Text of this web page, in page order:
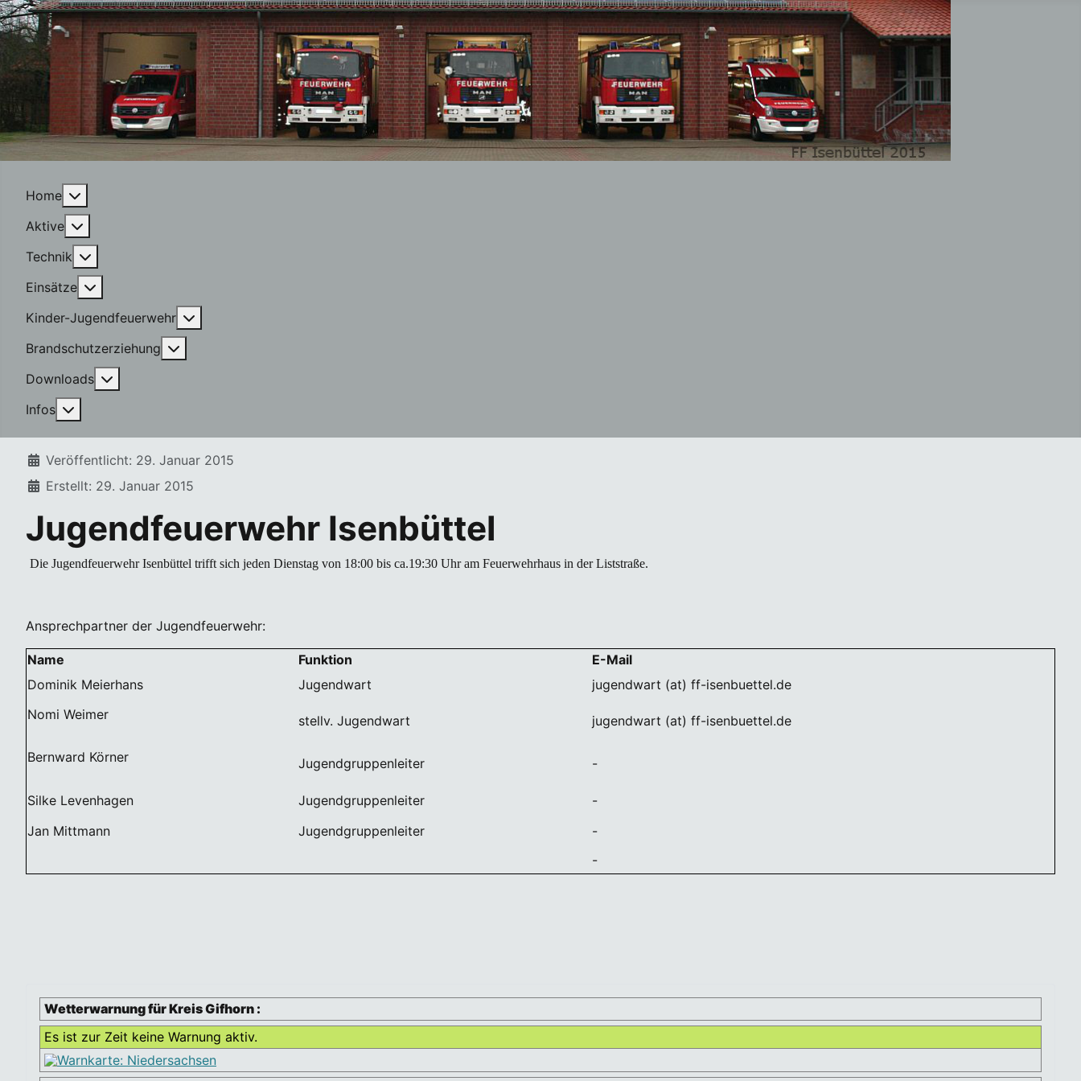
Home
Aktive
Technik
Einsätze
Kinder-Jugendfeuerwehr
Brandschutzerziehung
Downloads
Infos
Details
Veröffentlicht: 29. Januar 2015
Erstellt: 29. Januar 2015
Jugendfeuerwehr Isenbüttel
Die Jugendfeuerwehr Isenbüttel trifft sich jeden Dienstag von 18:00 bis ca.19:30 Uhr am Feuerwehrhaus in der Liststraße.
Ansprechpartner der Jugendfeuerwehr:
Name Funktion
E-Mail
Dominik Meierhans
Jugendwart
jugendwart (at) ff-isenbuettel.de
Nomi Weimer
stellv. Jugendwart jugendwart (at) ff-isenbuettel.de
Bernward Körner Jugendgruppenleiter -
Silke Levenhagen Jugendgruppenleiter
-
Jan Mittmann
Jugendgruppenleiter
-
-
Wetterwarnung für Kreis Gifhorn :
Es ist zur Zeit keine Warnung aktiv.